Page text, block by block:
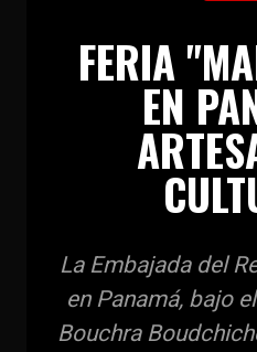
FERIA
EN
La Embajada del
en Panamá, bajo
Bouchra